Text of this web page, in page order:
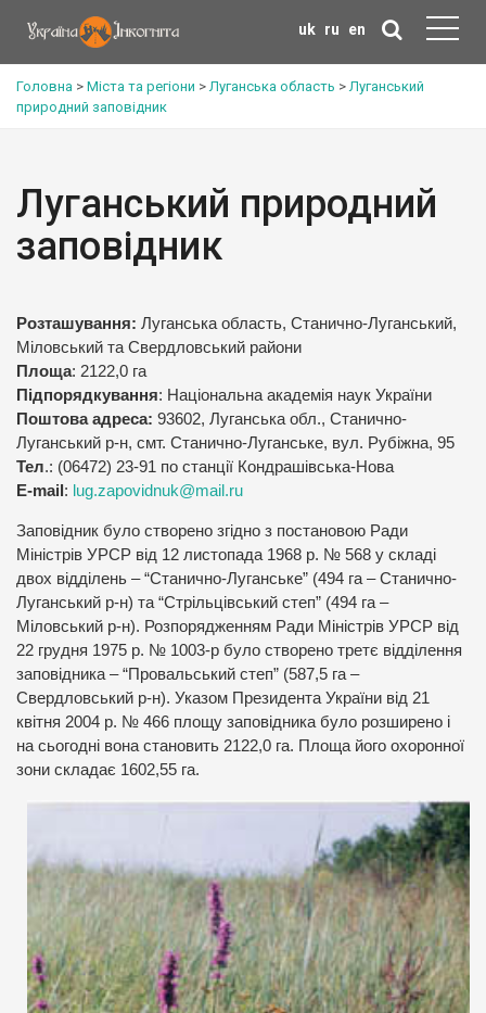
uk ru en
Головна > Міста та регіони >Луганська область >Луганський
природний заповідник
Луганський природний
заповідник
Розташування: Луганська область, Станично-Луганський,
Міловський та Свердловський райони
Площа: 2122,0 га
Підпорядкування: Національна академія наук України
Поштова адреса: 93602, Луганська обл., Станично-
Луганський р-н, смт. Станично-Луганське, вул. Рубіжна, 95
Тел.: (06472) 23-91 по станції Кондрашівська-Нова
E-mail : lug.zapovidnuk@mail.ru
Заповідник було створено згідно з постановою Ради
Міністрів УРСР від 12 листопада 1968 р. № 568 у складі
двох відділень – “Станично-Луганське” (494 га – Станично-
Луганський р-н) та “Стрільцівський степ” (494 га –
Міловський р-н). Розпорядженням Ради Міністрів УРСР від
22 грудня 1975 р. № 1003-р було створено третє відділення
заповідника – “Провальський степ” (587,5 га –
Свердловський р-н). Указом Президента України від 21
квітня 2004 р. № 466 площу заповідника було розширено і
на сьогодні вона становить 2122,0 га. Площа його охоронної
зони складає 1602,55 га.